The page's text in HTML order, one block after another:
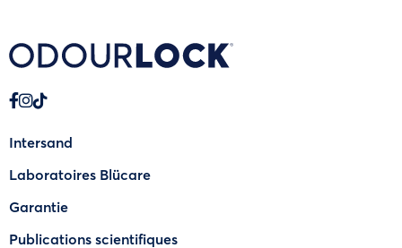
Intersand
Laboratoires Blücare
Garantie
Publications scientifiques